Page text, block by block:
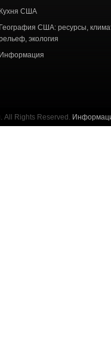
Кухня США
География США: ресурсы,
экология
Информация
Rights Reserved.